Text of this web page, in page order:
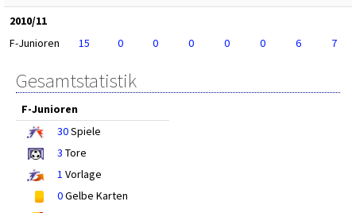
2010/11
F-Junioren
15 0 0 0 0 0 6 7
Gesamtstatistik
F-Junioren
30Spiele
3 Tore
1 Vorlage
0Gelbe Karten